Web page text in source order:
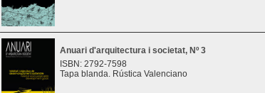
Anuari d'arquitectura i societat, Nº 3
ISBN: 2792-7598
Tapa blanda. Rústica Valenciano